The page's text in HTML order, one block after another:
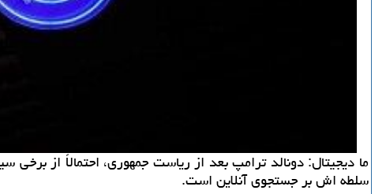
ما دیجیتال: دونالد ترامپ بعد از ریاست جمهوری، احتمالاً از
سلطه اش بر جستجوی آنلاین است.